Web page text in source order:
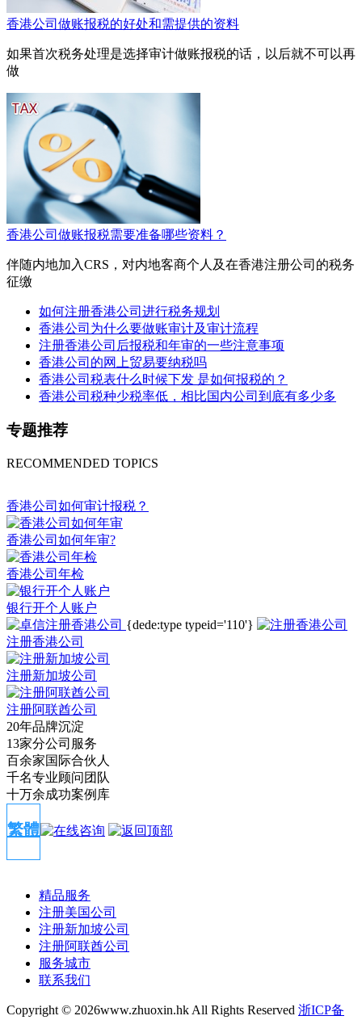
香港公司做账报税的好处和需提供的资料
如果首次税务处理是选择审计做账报税的话，以后就不可以再
做
香港公司做账报税需要准备哪些资料？
伴随内地加入CRS，对内地客商个人及在香港注册公司的税务
征缴
如何注册香港公司进行税务规划
香港公司为什么要做账审计及审计流程
注册香港公司后报税和年审的一些注意事项
香港公司的网上贸易要纳税吗
香港公司税表什么时候下发 是如何报税的？
香港公司税种少税率低，相比国内公司到底有多少多
专题推荐
RECOMMENDED TOPICS
香港公司如何审计报税？
香港公司如何年审?
香港公司年检
银行开个人账户
{dede:type typeid='110'}
注册香港公司
注册新加坡公司
注册阿联酋公司
20年品牌沉淀
13家分公司服务
百余家国际合伙人
千名专业顾问团队
十万余成功案例库
繁體
精品服务
注册美国公司
注册新加坡公司
注册阿联酋公司
服务城市
联系我们
Copyright © 2026www.zhuoxin.hk All Rights Reserved 浙ICP备